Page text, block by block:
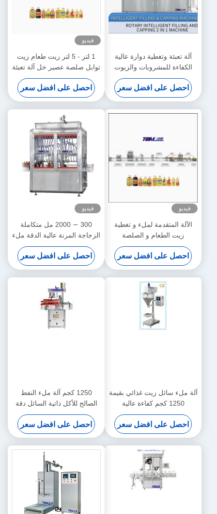
آلة تعبئة وتغطية دوارة عالية
الكفاءة للمشروبات والزيوت
احصل على افضل سعر
فيديو
1 لتر - 5 لتر زيت طعام زيت
توابل صلصة عصير خل آلة تعبئة
وتغطية وتغليف أوتوماتيكية
عالية السرعة
احصل على افضل سعر
فيديو
الآلة المتقدمة لملء و تغطية
زيت الطعام و الصلصة
احصل على افضل سعر
فيديو
300 ∼ 2000 مل متكاملة
الزجاجة المرنة عالية الدقة ملء
نطاق واسع اللزوجة الزيت
الصالح للأكل الغذاء جهاز التحكم
في مستوى المطهر آلة ملء
تلقائية
احصل على افضل سعر
آلة ملء سائل زيت غذائي بقيمة
1250 كجم كفاءة عالية
احصل على افضل سعر
1250 كجم آلة ملء النفط
الصالح للأكل ذاتية السائل دقة
عالية
احصل على افضل سعر